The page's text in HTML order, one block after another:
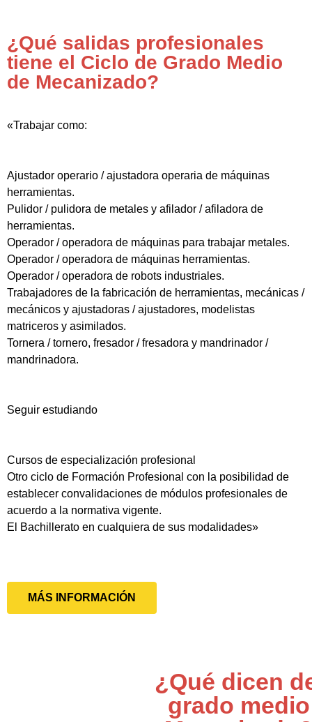
¿Qué salidas profesionales
tiene el Ciclo de Grado Medio
de Mecanizado?
«Trabajar como:
Ajustador operario / ajustadora operaria de máquinas
herramientas.
Pulidor / pulidora de metales y afilador / afiladora de
herramientas.
Operador / operadora de máquinas para trabajar metales.
Operador / operadora de máquinas herramientas.
Operador / operadora de robots industriales.
Trabajadores de la fabricación de herramientas, mecánicas /
mecánicos y ajustadoras / ajustadores, modelistas
matriceros y asimilados.
Tornera / tornero, fresador / fresadora y mandrinador /
mandrinadora.
Seguir estudiando
Cursos de especialización profesional
Otro ciclo de Formación Profesional con la posibilidad de
establecer convalidaciones de módulos profesionales de
acuerdo a la normativa vigente.
El Bachillerato en cualquiera de sus modalidades»
MÁS INFORMACIÓN
¿Qué dicen
grado medio